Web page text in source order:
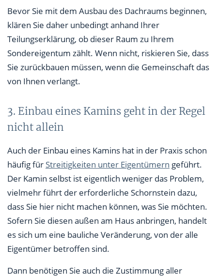
Bevor Sie mit dem Ausbau des Dachraums beginnen,
klären Sie daher unbedingt anhand Ihrer
Teilungserklärung, ob dieser Raum zu Ihrem
Sondereigentum zählt. Wenn nicht, riskieren Sie, dass
Sie zurückbauen müssen, wenn die Gemeinschaft das
von Ihnen verlangt.
3. Einbau eines Kamins geht in der Regel
nicht allein
Auch der Einbau eines Kamins hat in der Praxis schon
häufig für Streitigkeiten unter Eigentümern geführt.
Der Kamin selbst ist eigentlich weniger das Problem,
vielmehr führt der erforderliche Schornstein dazu,
dass Sie hier nicht machen können, was Sie möchten.
Sofern Sie diesen außen am Haus anbringen, handelt
es sich um eine bauliche Veränderung, von der alle
Eigentümer betroffen sind.
Dann benötigen Sie auch die Zustimmung aller